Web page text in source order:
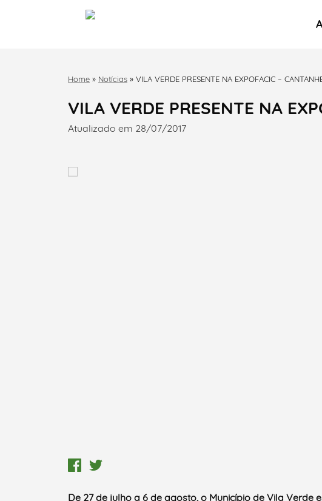
Home » Notícias » VILA VERDE PRESENTE NA EXPOFACIC –
VILA VERDE PRESENTE NA
Atualizado em 28/07/2017
De 27 de julho a 6 de agosto, o Município de Vila Verde